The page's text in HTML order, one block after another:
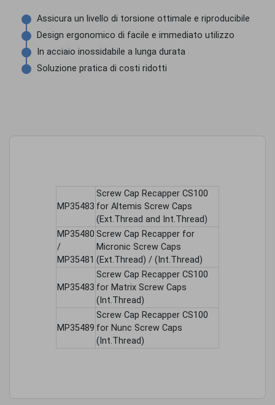
Assicura un livello di torsione ottimale e riproducibile
Design ergonomico di facile e immediato utilizzo
In acciaio inossidabile a lunga durata
Soluzione pratica di costi ridotti
MP35483
Screw Cap Recapper CS100
for Altemis Screw Caps
(Ext.Thread and Int.Thread)
MP35480
/
MP35481
Screw Cap Recapper for
Micronic Screw Caps
(Ext.Thread) / (Int.Thread)
MP35483
Screw Cap Recapper CS100
for Matrix Screw Caps
(Int.Thread)
MP35489
Screw Cap Recapper CS100
for Nunc Screw Caps
(Int.Thread)